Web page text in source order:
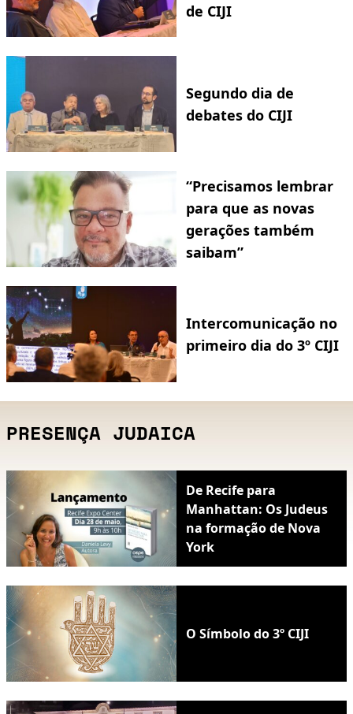
de CIJI
Segundo dia de
debates do CIJI
“Precisamos lembrar
para que as novas
gerações também
saibam”
Intercomunicação no
primeiro dia do 3º CIJI
PRESENÇA JUDAICA
De Recife para
Manhattan: Os Judeus
na formação de Nova
York
O Símbolo do 3º CIJI